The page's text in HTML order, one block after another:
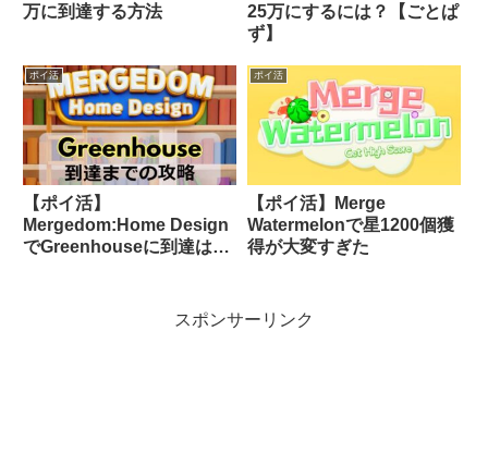
万に到達する方法
25万にするには？【ごとぱ
ず】
ポイ活
【ポイ活】
Mergedom:Home Design
でGreenhouseに到達は難
ポイ活
【ポイ活】Merge
Watermelonで星1200個獲
得が大変すぎた
スポンサーリンク